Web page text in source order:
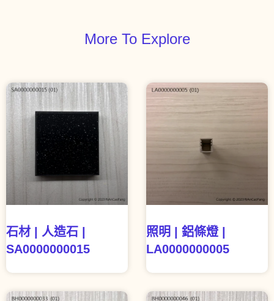
More To Explore
石材 | 人造石 |
SA0000000015
照明 | 鋁條燈 |
LA0000000005